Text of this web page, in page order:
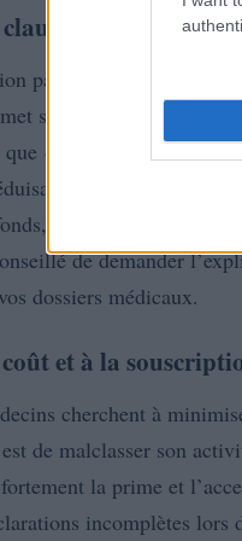
à surveiller
particulière à la
souvent un maintien
«
any-occupation»
fortement les
et les mécanismes d’
de demander
dossiers médicaux.
et à la
cherchent à
de malclasser son
la prime et
incomplètes lors